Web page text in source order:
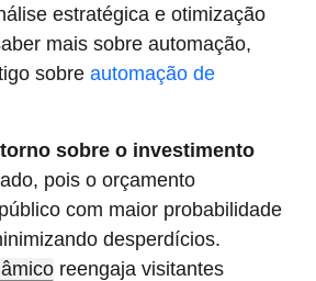
estratégica e otimização
mais sobre automação,
sobre automação de
sobre o investimento
pois o orçamento
com maior probabilidade
desperdícios.
reengaja visitantes